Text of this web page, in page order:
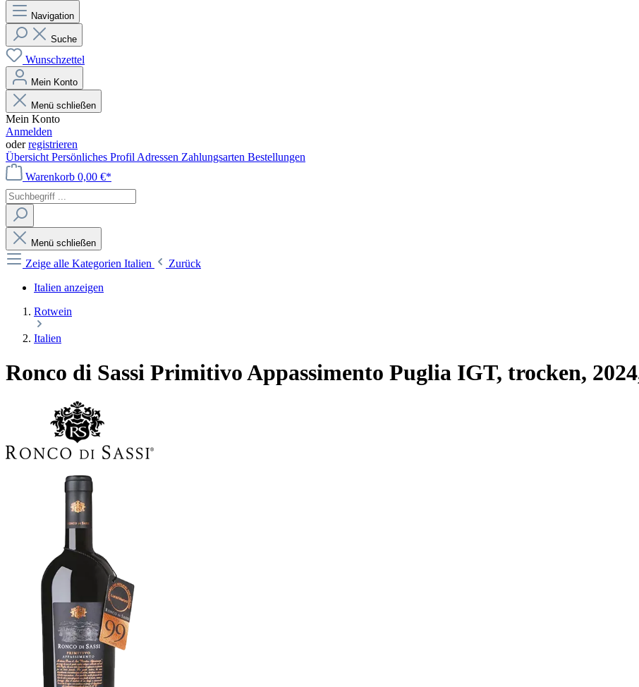
Navigation
Suche
Wunschzettel
Mein Konto
Menü schließen
Mein Konto
Anmelden
oderregistrieren
Übersicht Persönliches Profil Adressen Zahlungsarten Bestellungen
Warenkorb 0,00 €*
Menü schließen
Zeige alle Kategorien Italien
Zurück
Italien anzeigen
Rotwein
Italien
Ronco di Sassi Primitivo Appassimento Puglia IGT, trocken,